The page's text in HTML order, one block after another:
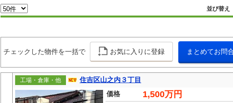
並び替え
チェックした物件を一括で お気に入りに登録 まとめてお問
工場・倉庫・他
住吉区山之内３丁目
価格
1,500万円